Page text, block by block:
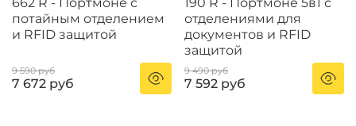
потайным отделением
и RFID защитой
9 590 руб
7 672 руб
отделениями для
документов и RFID
защитой
9 490 руб
7 592 руб